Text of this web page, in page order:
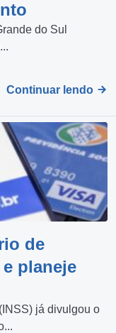
do Sul
Continuar lendo
de
planeje
já divulgou o